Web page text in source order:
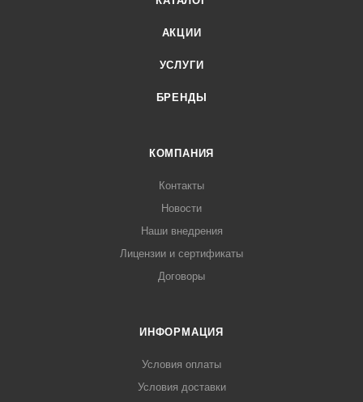
АКЦИИ
УСЛУГИ
БРЕНДЫ
КОМПАНИЯ
Контакты
Новости
Наши внедрения
Лицензии и сертификаты
Договоры
ИНФОРМАЦИЯ
Условия оплаты
Условия доставки